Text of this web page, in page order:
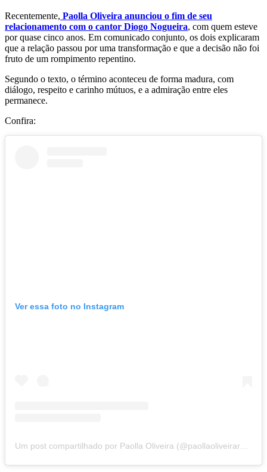
Recentemente, Paolla Oliveira anunciou o fim de seu
relacionamento com o cantor Diogo Nogueira, com quem esteve
por quase cinco anos. Em comunicado conjunto, os dois explicaram
que a relação passou por uma transformação e que a decisão não foi
fruto de um rompimento repentino.
Segundo o texto, o término aconteceu de forma madura, com
diálogo, respeito e carinho mútuos, e a admiração entre eles
permanece.
Confira:
Ver essa foto no Instagram